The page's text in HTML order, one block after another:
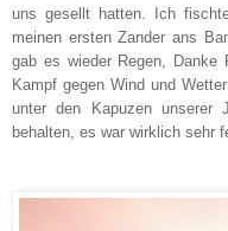
uns gesellt hatten. Ich
meinen ersten Zander ans
gab es wieder Regen,
Kampf gegen Wind und
unter den Kapuzen unserer
behalten, es war wirklich sehr